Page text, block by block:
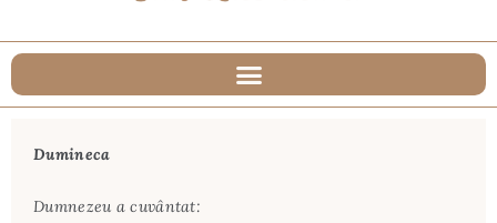
Dumineca
Dumnezeu a cuvântat: